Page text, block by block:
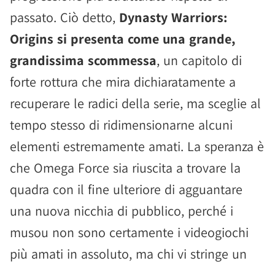
passato. Ciò detto, Dynasty Warriors:
Origins si presenta come una grande,
grandissima scommessa, un capitolo di
forte rottura che mira dichiaratamente a
recuperare le radici della serie, ma sceglie al
tempo stesso di ridimensionarne alcuni
elementi estremamente amati. La speranza è
che Omega Force sia riuscita a trovare la
quadra con il fine ulteriore di agguantare
una nuova nicchia di pubblico, perché i
musou non sono certamente i videogiochi
più amati in assoluto, ma chi vi stringe un